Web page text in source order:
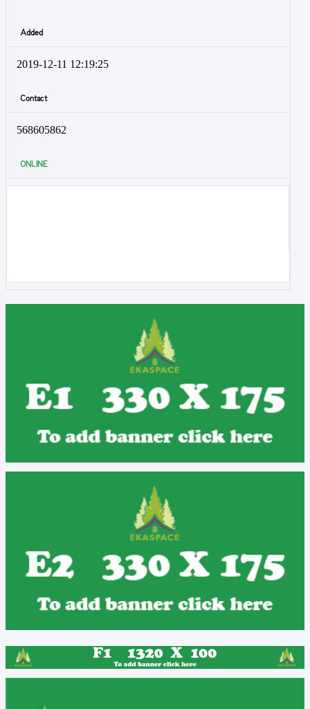
Added
2019-12-11 12:19:25
Contact
568605862
ONLINE